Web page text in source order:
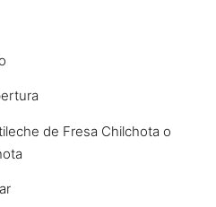
de Fresa Chilchota o